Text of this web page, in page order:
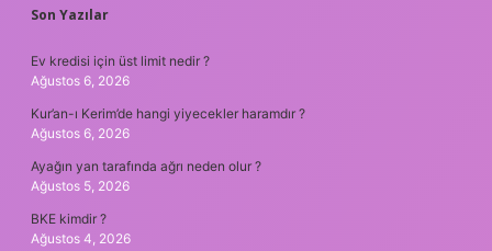
SIDEBAR
Son Yazılar
Ev kredisi için üst limit nedir ?
Ağustos 6, 2026
Kur’an-ı Kerim’de hangi yiyecekler haramdır ?
Ağustos 6, 2026
Ayağın yan tarafında ağrı neden olur ?
Ağustos 5, 2026
BKE kimdir ?
Ağustos 4, 2026